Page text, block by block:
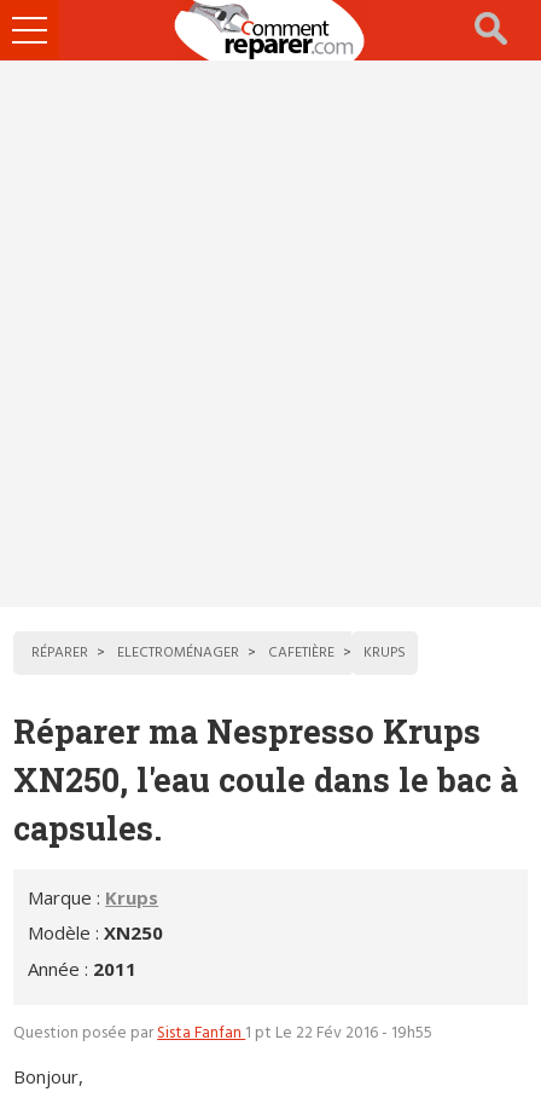
Ouvrir
le
RÉPARER ELECTROMÉNAGER CAFETIÈRE KRUPS
Réparer ma Nespresso Krups
XN250, l'eau coule dans le bac à
capsules.
Marque : Krups
Modèle :XN250
Année : 2011
Question posée parSista Fanfan1 pt Le 22 Fév 2016 - 19h55
Bonjour,